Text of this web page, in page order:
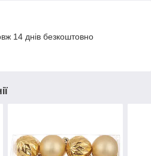
14 днів безкоштовно